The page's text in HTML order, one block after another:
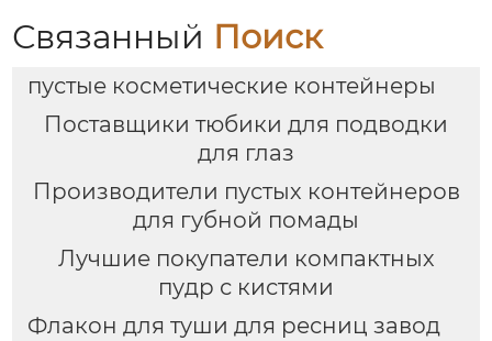
Связанный Поиск
пустые косметические контейнеры
Поставщики тюбики для подводки
для глаз
Производители пустых контейнеров
для губной помады
Лучшие покупатели компактных
пудр с кистями
Флакон для туши для ресниц завод